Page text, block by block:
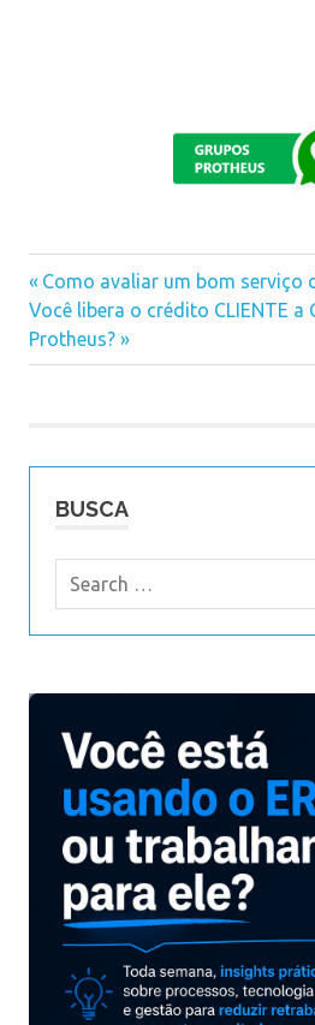
Navegação
de
Previous
Post:
Como avaliar um bom serviço
Next
Post:
Você libera o crédito CLIENTE a
Protheus?
BUSCA